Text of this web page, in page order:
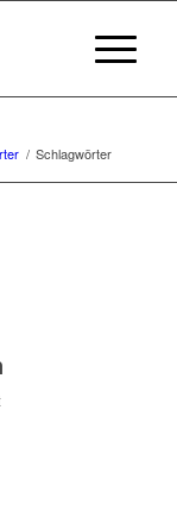
/ Schlagwörter